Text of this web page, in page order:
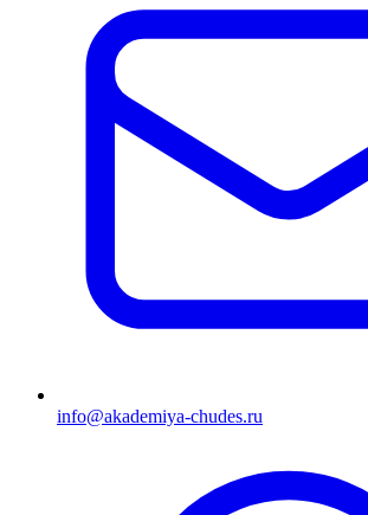
info@akademiya-chudes.ru